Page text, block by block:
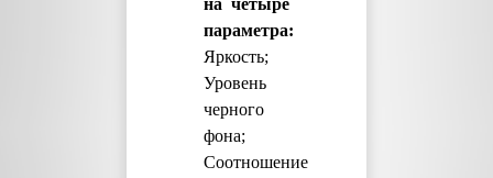
на четыре
параметра:
Яркость;
Уровень
черного
фона;
Соотношение